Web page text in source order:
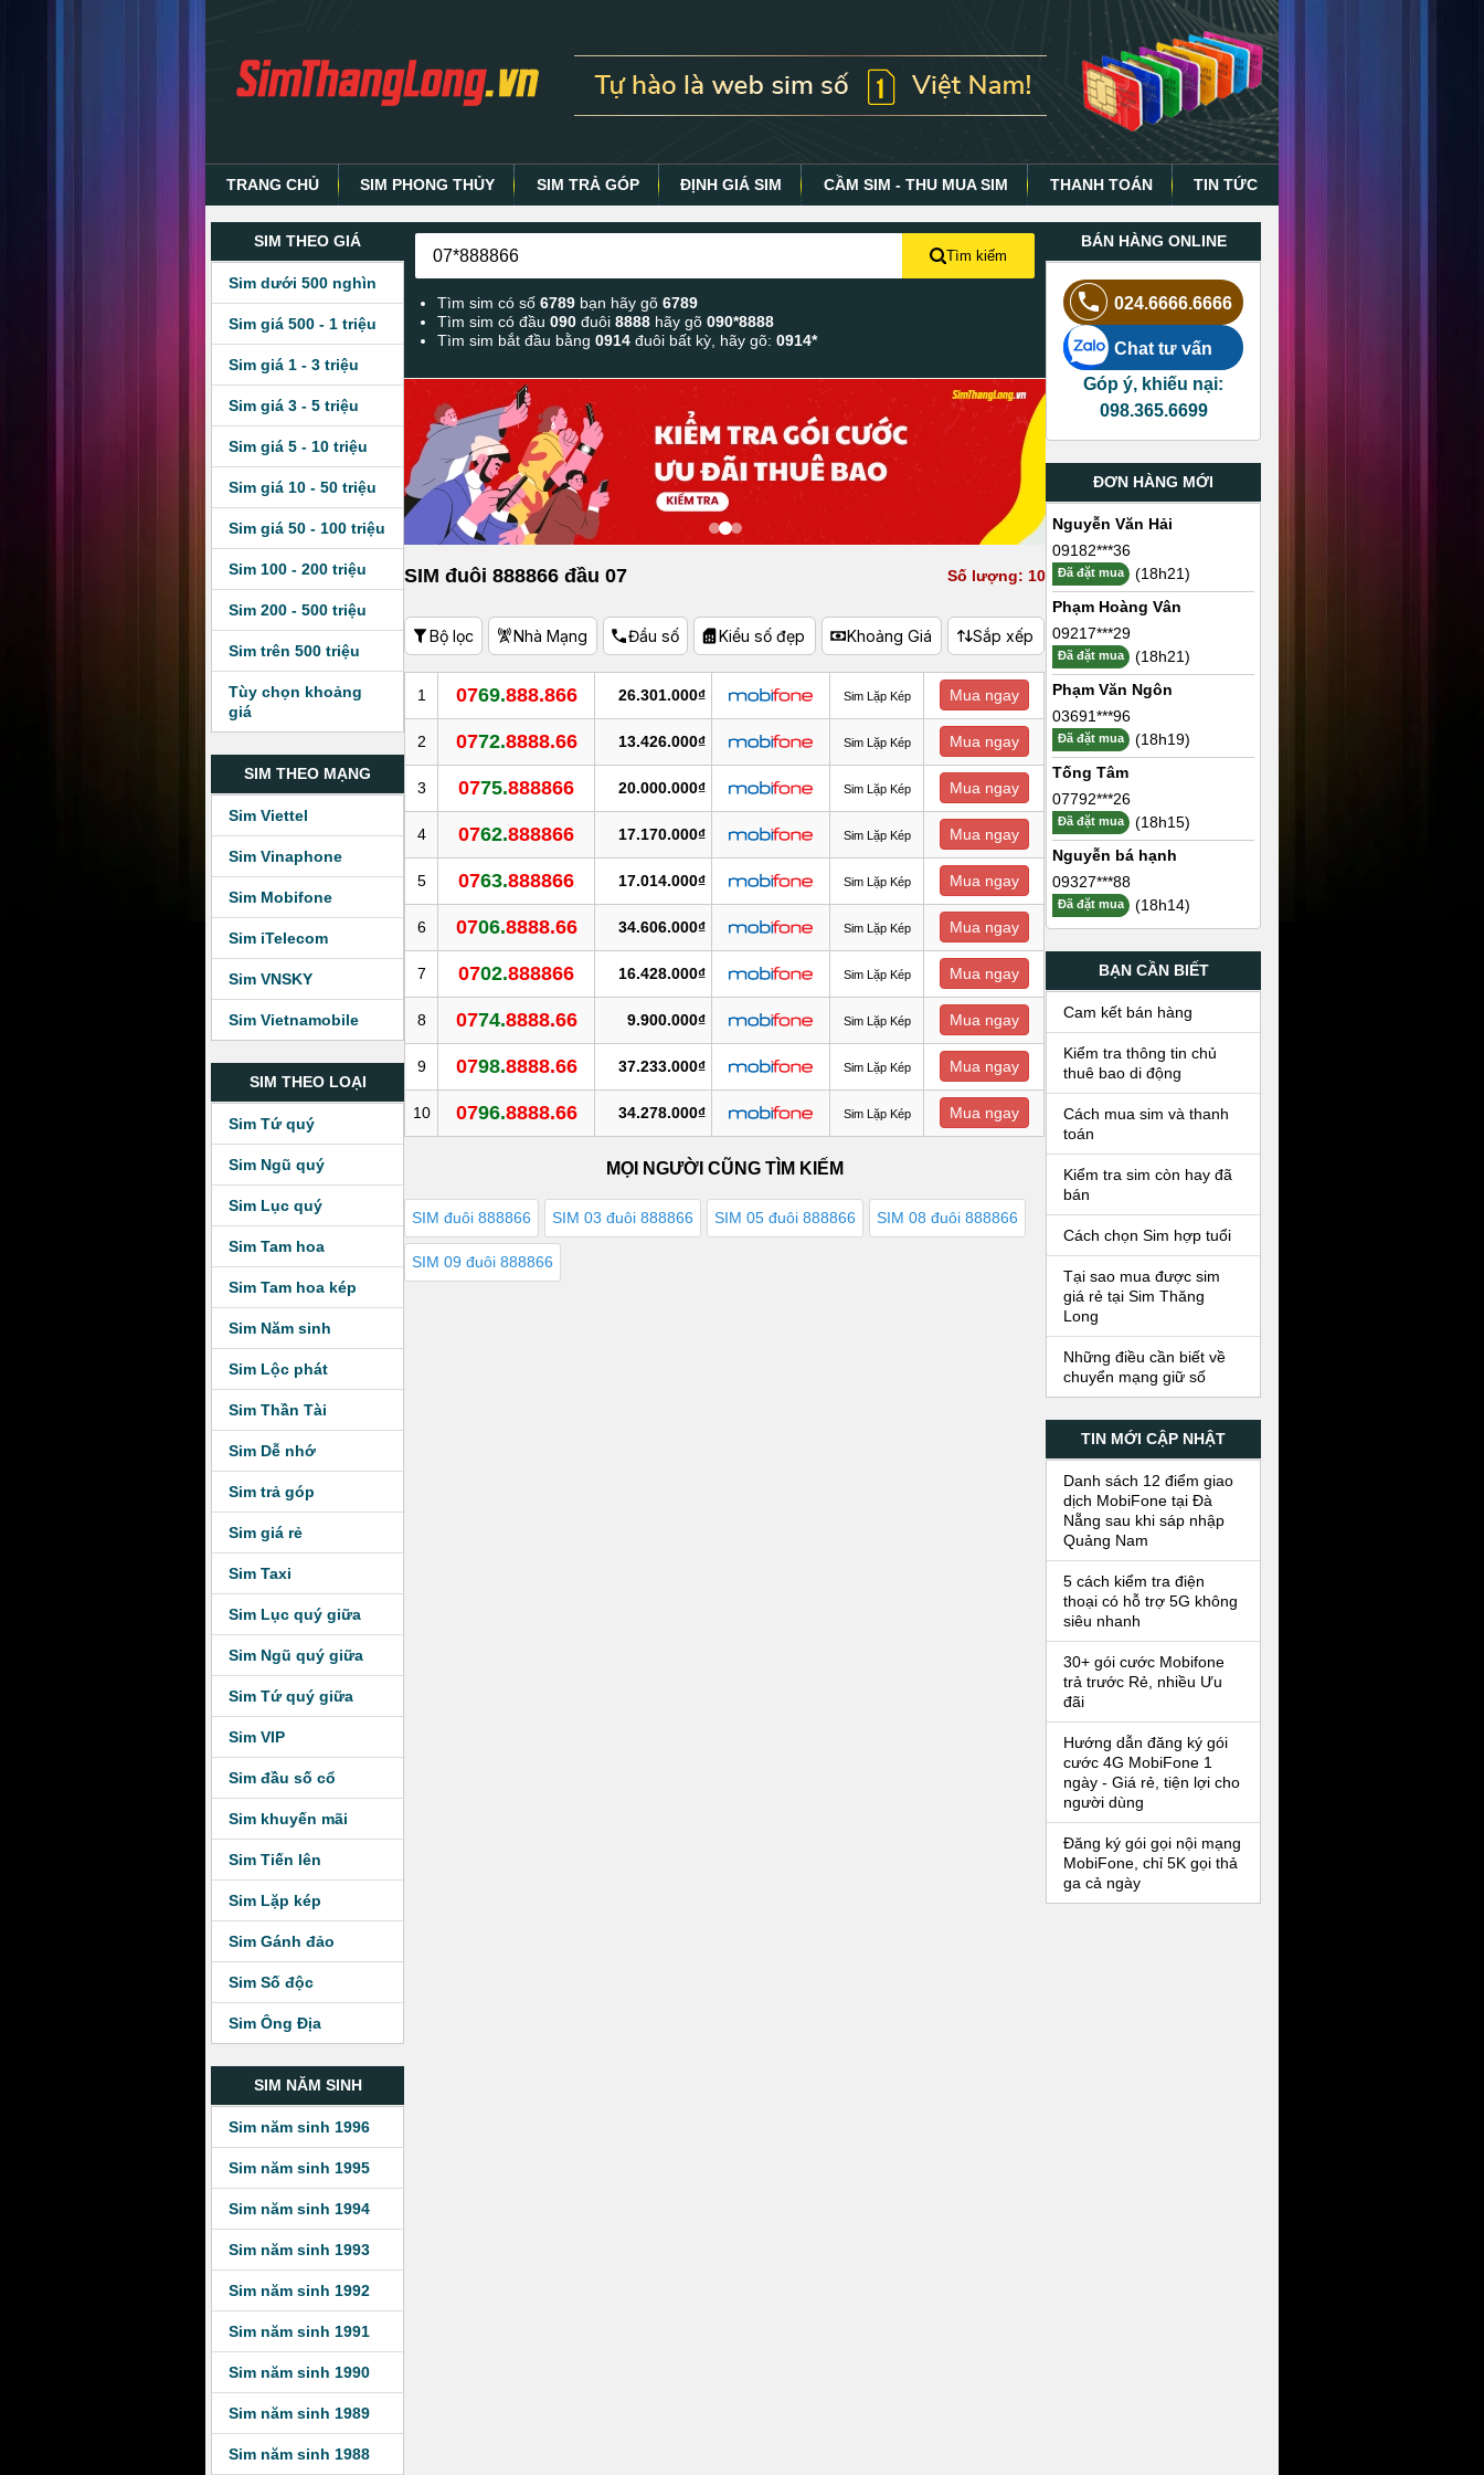
TRANG CHỦ SIM PHONG THỦY SIM TRẢ GÓP ĐỊNH GIÁ SIM CẦM SIM - THU MUA SIM THANH TOÁN TIN TỨC
SIM THEO GIÁ
Sim dưới 500 nghìn
Sim giá 500 - 1 triệu
Sim giá 1 - 3 triệu
Sim giá 3 - 5 triệu
Sim giá 5 - 10 triệu
Sim giá 10 - 50 triệu
Sim giá 50 - 100 triệu
Sim 100 - 200 triệu
Sim 200 - 500 triệu
Sim trên 500 triệu
Tùy chọn khoảng
giá
SIM THEO MẠNG
Sim Viettel
Sim Vinaphone
Sim Mobifone
Sim iTelecom
Sim VNSKY
Sim Vietnamobile
SIM THEO LOẠI
Sim Tứ quý
Sim Ngũ quý
Sim Lục quý
Sim Tam hoa
Sim Tam hoa kép
Sim Năm sinh
Sim Lộc phát
Sim Thần Tài
Sim Dễ nhớ
Sim trả góp
Sim giá rẻ
Sim Taxi
Sim Lục quý giữa
Sim Ngũ quý giữa
Sim Tứ quý giữa
Sim VIP
Sim đầu số cổ
Sim khuyến mãi
Sim Tiến lên
Sim Lặp kép
Sim Gánh đảo
Sim Số độc
Sim Ông Địa
SIM NĂM SINH
Sim năm sinh 1996
Sim năm sinh 1995
Sim năm sinh 1994
Sim năm sinh 1993
Sim năm sinh 1992
Sim năm sinh 1991
Sim năm sinh 1990
Sim năm sinh 1989
Sim năm sinh 1988
Tìm kiếm
Tìm sim có số6789 bạn hãy gõ6789
Tìm sim có đầu090đuôi8888 hãy gõ090*8888
Tìm sim bắt đầu bằng0914 đuôi bất kỳ, hãy gõ:0914*
SIM đuôi 888866 đầu 07 Số lượng: 10
Bộ lọc Nhà Mạng Đầu số Kiểu số đẹp Khoảng Giá Sắp xếp
1 0769.888.866 26.301.000₫ Sim Lặp Kép Mua ngay
2 0772.8888.66 13.426.000₫ Sim Lặp Kép Mua ngay
3 0775.888866 20.000.000₫ Sim Lặp Kép Mua ngay
4 0762.888866 17.170.000₫ Sim Lặp Kép Mua ngay
5 0763.888866 17.014.000₫ Sim Lặp Kép Mua ngay
6 0706.8888.66 34.606.000₫ Sim Lặp Kép Mua ngay
7 0702.888866 16.428.000₫ Sim Lặp Kép Mua ngay
8 0774.8888.66 9.900.000₫ Sim Lặp Kép Mua ngay
9 0798.8888.66 37.233.000₫ Sim Lặp Kép Mua ngay
10 0796.8888.66 34.278.000₫ Sim Lặp Kép Mua ngay
MỌI NGƯỜI CŨNG TÌM KIẾM
SIM đuôi 888866 SIM 03 đuôi 888866 SIM 05 đuôi 888866 SIM 08 đuôi 888866
SIM 09 đuôi 888866
BÁN HÀNG ONLINE
024.6666.6666
Chat tư vấn
Góp ý, khiếu nại:
098.365.6699
ĐƠN HÀNG MỚI
Nguyễn Văn Hải
09182***36
Đã đặt mua
(18h21)
Phạm Hoàng Vân
09217***29
Đã đặt mua
(18h21)
Phạm Văn Ngôn
03691***96
Đã đặt mua
(18h19)
Tống Tâm
07792***26
Đã đặt mua
(18h15)
Nguyễn bá hạnh
09327***88
Đã đặt mua (18h14)
BẠN CẦN BIẾT
Cam kết bán hàng
Kiểm tra thông tin chủ
thuê bao di động
Cách mua sim và thanh
toán
Kiểm tra sim còn hay đã
bán
Cách chọn Sim hợp tuổi
Tại sao mua được sim
giá rẻ tại Sim Thăng
Long
Những điều cần biết về
chuyển mạng giữ số
TIN MỚI CẬP NHẬT
Danh sách 12 điểm giao
dịch MobiFone tại Đà
Nẵng sau khi sáp nhập
Quảng Nam
5 cách kiểm tra điện
thoại có hỗ trợ 5G không
siêu nhanh
30+ gói cước Mobifone
trả trước Rẻ, nhiều Ưu
đãi
Hướng dẫn đăng ký gói
cước 4G MobiFone 1
ngày - Giá rẻ, tiện lợi cho
người dùng
Đăng ký gói gọi nội mạng
MobiFone, chỉ 5K gọi thả
ga cả ngày